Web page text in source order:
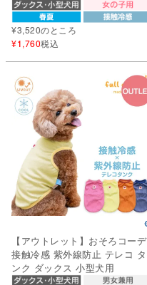
¥3,520のところ
¥1,760税込
【アウトレット】おそろコーデ
接触冷感 紫外線防止 テレコ タ
ンク ダックス 小型犬用